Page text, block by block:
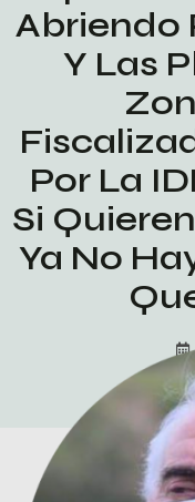
Abriendo
Y Las
Por La
Si
Ya No